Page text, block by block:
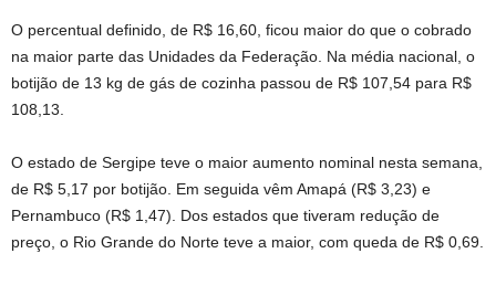
O percentual definido, de R$ 16,60, ficou maior do que o cobrado
na maior parte das Unidades da Federação. Na média nacional, o
botijão de 13 kg de gás de cozinha passou de R$ 107,54 para R$
108,13.
O estado de Sergipe teve o maior aumento nominal nesta semana,
de R$ 5,17 por botijão. Em seguida vêm Amapá (R$ 3,23) e
Pernambuco (R$ 1,47). Dos estados que tiveram redução de
preço, o Rio Grande do Norte teve a maior, com queda de R$ 0,69.